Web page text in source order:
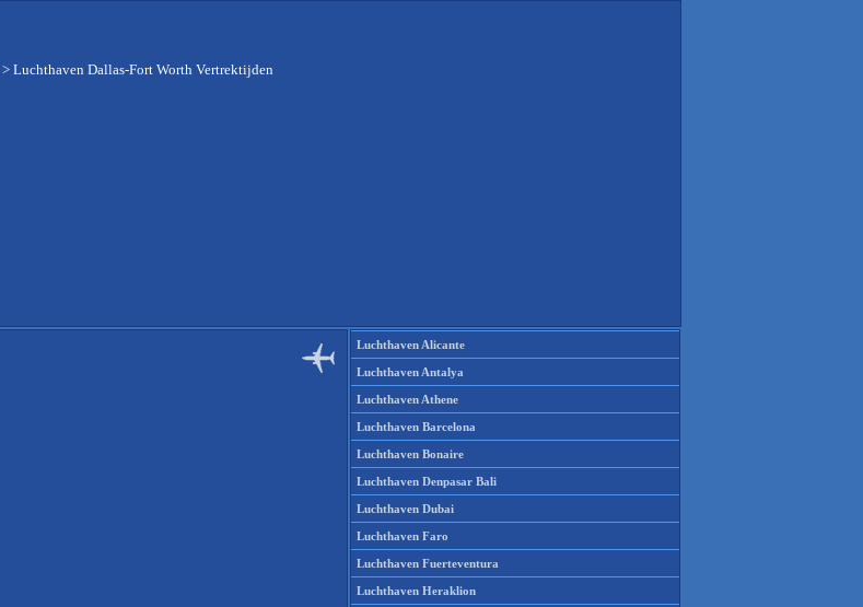
> Luchthaven Dallas-Fort Worth Vertrektijden
Luchthaven Alicante
Luchthaven Antalya
Luchthaven Athene
Luchthaven Barcelona
Luchthaven Bonaire
Luchthaven Denpasar Bali
Luchthaven Dubai
Luchthaven Faro
Luchthaven Fuerteventura
Luchthaven Heraklion